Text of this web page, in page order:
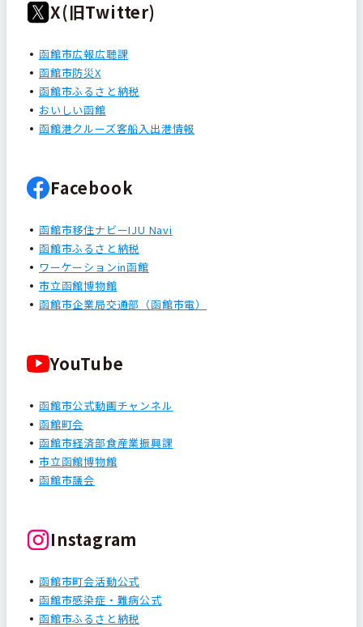
X(旧Twitter)
函館市広報広聴課
函館市防災X
函館市ふるさと納税
おいしい函館
函館港クルーズ客船入出港情報
Facebook
函館市移住ナビーIJU Navi
函館市ふるさと納税
ワーケーションin函館
市立函館博物館
函館市企業局交通部（函館市電）
YouTube
函館市公式動画チャンネル
函館町会
函館市経済部食産業振興課
市立函館博物館
函館市議会
Instagram
函館市町会活動公式
函館市感染症・難病公式
函館市ふるさと納税